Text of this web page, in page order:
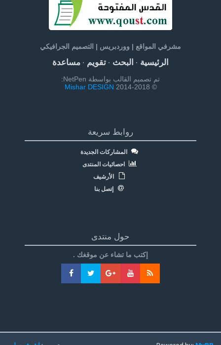
مشرفي المواقع | ووردبريس | التصميم الجرافيكي
الرئيسية· البحث· تقويم· مساعدة
تم تصميم القالب بواسطة NetPen:
© 2014-2018
Mishar DESIGN
روابط سريعة
المشاركات الجديدة
احصائيات المنتدى
الأرشيف
إتصل بنا
حول منتدى
إكتب ما تشاء عن موقغك .